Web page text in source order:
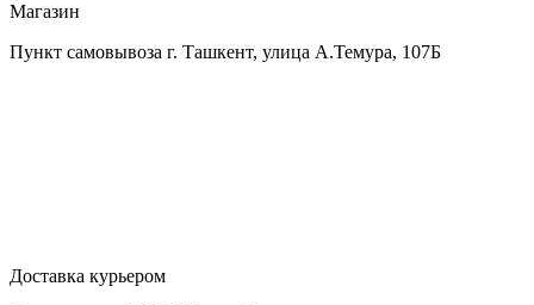
Магазин
Пункт самовывоза г. Ташкент, улица А.Темура, 107Б
Доставка курьером